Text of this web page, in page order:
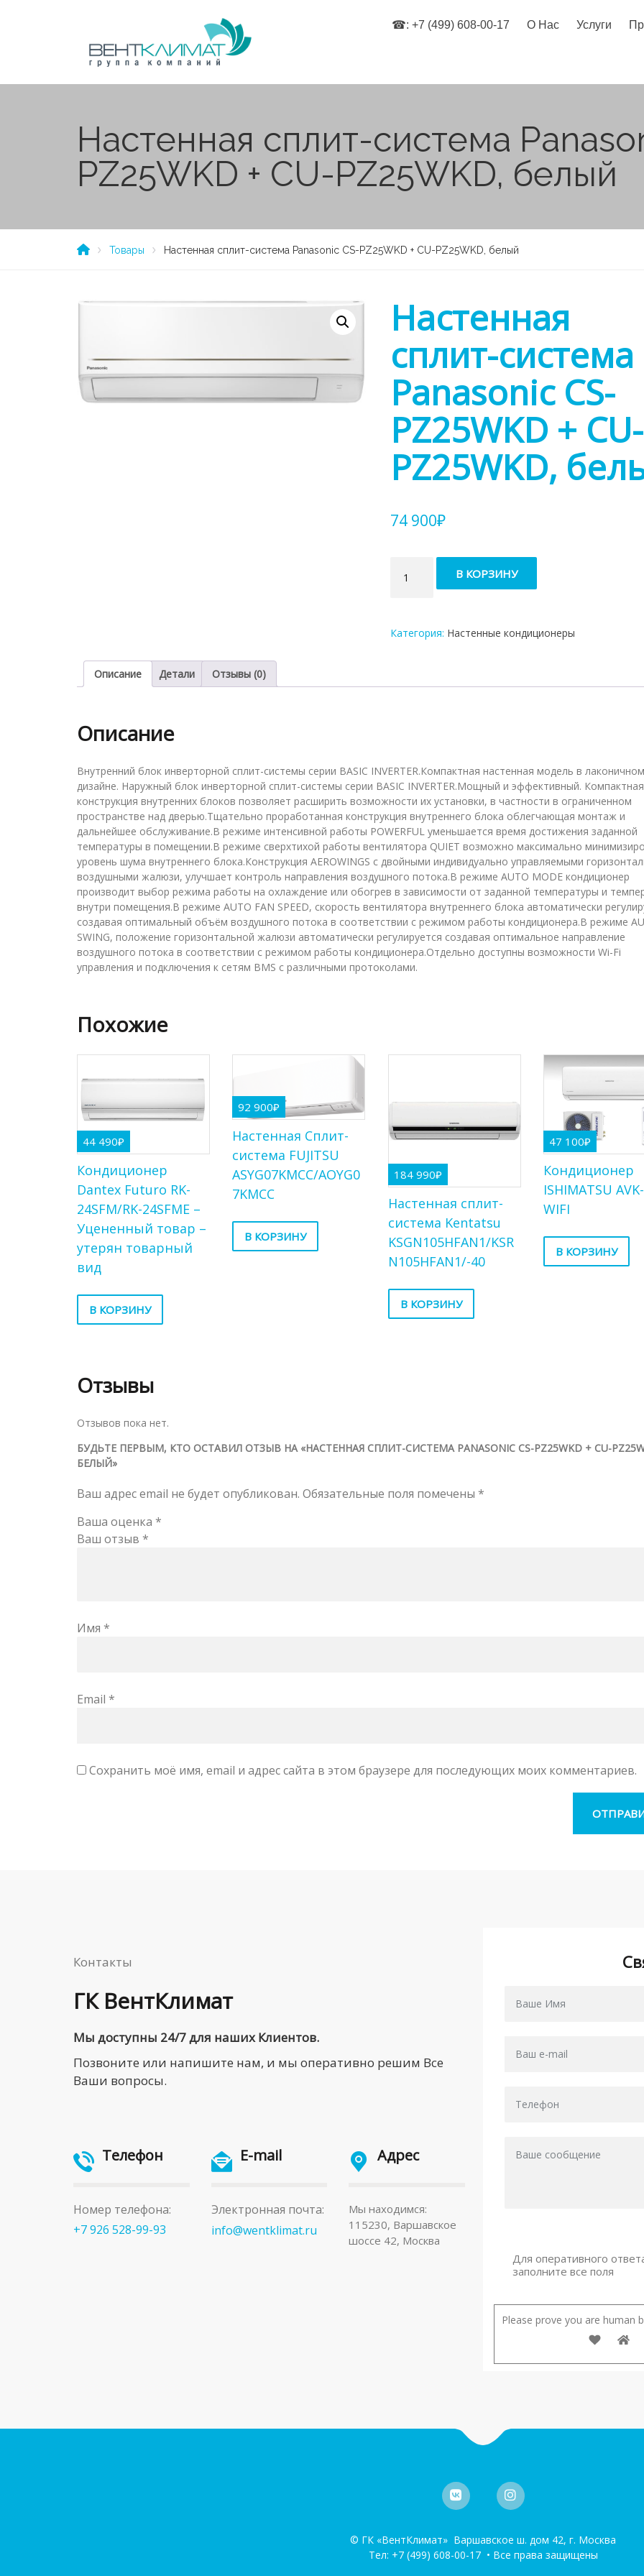
☎: +7 (499) 608-00-17 О Нас Услуги
Настенная сплит-система
PZ25WKD + CU-PZ25WKD, белый
Товары Настенная сплит-система Panasonic CS-PZ25WKD + CU-PZ25WKD, белый
Настенная
сплит-система
Panasonic CS-
PZ25WKD + CU-
PZ25WKD,
74 900₽
товара
Настенная
Panasonic
+
В КОРЗИНУ
Категория: Настенные кондиционеры
Описание Детали Отзывы (0)
Описание
Внутренний блок инверторной сплит-системы серии BASIC INVERTER.Компактная настенная модель в лаконичном
дизайне. Наружный блок инверторной сплит-системы серии BASIC INVERTER.Мощный и эффективный. Компактная
конструкция внутренних блоков позволяет расширить возможности их установки, в частности в ограниченном
пространстве над дверью.Тщательно проработанная конструкция внутреннего блока облегчающая монтаж и
дальнейшее обслуживание.В режиме интенсивной работы POWERFUL уменьшается время достижения заданной
температуры в помещении.В режиме сверхтихой работы вентилятора QUIET возможно максимально
уровень шума внутреннего блока.Конструкция AEROWINGS с двойными индивидуально управляемыми
воздушными жалюзи, улучшает контроль направления воздушного потока.В режиме AUTO MODE кондиционер
производит выбор режима работы на охлаждение или обогрев в зависимости от заданной температуры и
внутри помещения.В режиме AUTO FAN SPEED, скорость вентилятора внутреннего блока автоматически
создавая оптимальный объём воздушного потока в соответствии с режимом работы кондиционера.В режиме
SWING, положение горизонтальной жалюзи автоматически регулируется создавая оптимальное направление
воздушного потока в соответствии с режимом работы кондиционера.Отдельно доступны возможности Wi-Fi
управления и подключения к сетям BMS с различными протоколами.
Похожие
44 490₽
Кондиционер
Dantex Futuro RK-
24SFM/RK-24SFME –
Уцененный товар –
утерян товарный
вид
В КОРЗИНУ
92 900₽
Настенная Сплит-
система FUJITSU
ASYG07KMCC/AOYG0
7KMCC
В КОРЗИНУ
184 990₽
Настенная сплит-
система Kentatsu
KSGN105HFAN1/KSR
N105HFAN1/-40
В КОРЗИНУ
47 100₽
Кондиционер
ISHIMATSU
WIFI
В КОРЗИНУ
Отзывы
Отзывов пока нет.
БУДЬТЕ ПЕРВЫМ, КТО ОСТАВИЛ ОТЗЫВ НА «НАСТЕННАЯ СПЛИТ-СИСТЕМА PANASONIC CS-PZ25WKD + CU-
БЕЛЫЙ»
Ваш адрес email не будет опубликован. Обязательные поля помечены *
Ваша оценка *
Ваш отзыв *
Имя *
Email *
Сохранить моё имя, email и адрес сайта в этом браузере для последующих моих комментариев.
Контакты
ГК ВентКлимат
Мы доступны 24/7 для наших Клиентов.
Позвоните или напишите нам, и мы оперативно решим Все
Ваши вопросы.
Телефон
Номер телефона:
+7 926 528-99-93
E-mail
Электронная почта:
info@wentklimat.ru
Адрес
Мы находимся:
115230, Варшавское
шоссе 42, Москва
Для оперативного
заполните все поля
Please prove you are human
© ГК «ВентКлимат» Варшавское ш. дом 42, г. Москва
Тел: +7 (499) 608-00-17• Все права защищены